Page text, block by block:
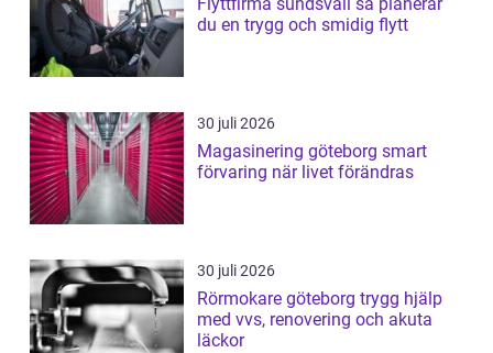
Flyttfirma sundsvall så planerar
du en trygg och smidig flytt
30 juli 2026
Magasinering göteborg smart
förvaring när livet förändras
30 juli 2026
Rörmokare göteborg trygg hjälp
med vvs, renovering och akuta
läckor